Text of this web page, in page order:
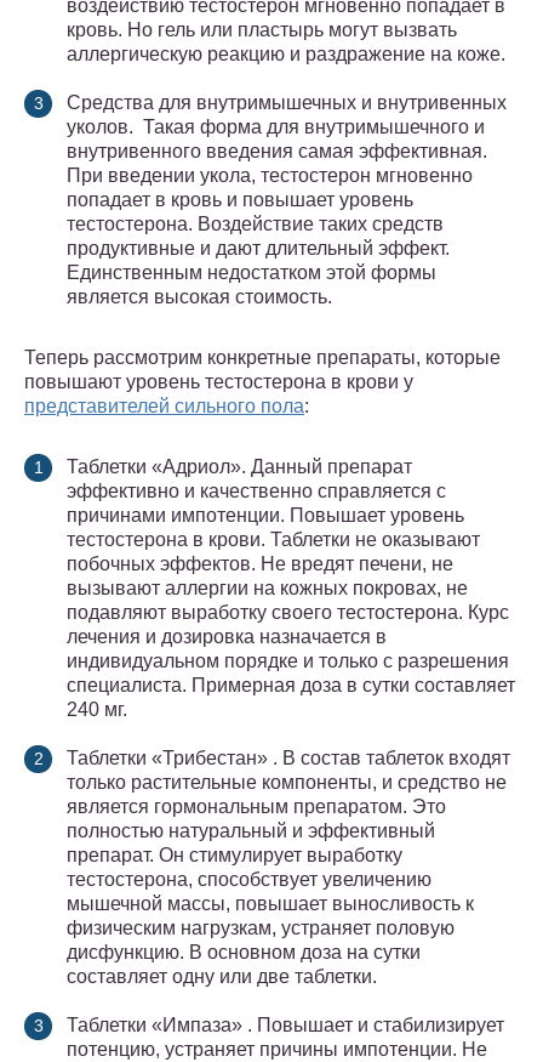
воздействию тестостерон мгновенно попадает в
кровь. Но гель или пластырь могут вызвать
аллергическую реакцию и раздражение на коже.
Средства для внутримышечных и внутривенных
уколов. Такая форма для внутримышечного и
внутривенного введения самая эффективная.
При введении укола, тестостерон мгновенно
попадает в кровь и повышает уровень
тестостерона. Воздействие таких средств
продуктивные и дают длительный эффект.
Единственным недостатком этой формы
является высокая стоимость.
Теперь рассмотрим конкретные препараты, которые
повышают уровень тестостерона в крови у
представителей сильного пола:
Таблетки «Адриол». Данный препарат
эффективно и качественно справляется с
причинами импотенции. Повышает уровень
тестостерона в крови. Таблетки не оказывают
побочных эффектов. Не вредят печени, не
вызывают аллергии на кожных покровах, не
подавляют выработку своего тестостерона. Курс
лечения и дозировка назначается в
индивидуальном порядке и только с разрешения
специалиста. Примерная доза в сутки составляет
240 мг.
Таблетки «Трибестан» . В состав таблеток входят
только растительные компоненты, и средство не
является гормональным препаратом. Это
полностью натуральный и эффективный
препарат. Он стимулирует выработку
тестостерона, способствует увеличению
мышечной массы, повышает выносливость к
физическим нагрузкам, устраняет половую
дисфункцию. В основном доза на сутки
составляет одну или две таблетки.
Таблетки «Импаза» . Повышает и стабилизирует
потенцию, устраняет причины импотенции. Не